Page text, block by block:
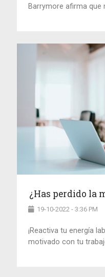
Barrymore afirma que
¿Has perdido la
19-10-2022 - 3:36 PM
¡Reactiva tu energía
motivado con tu